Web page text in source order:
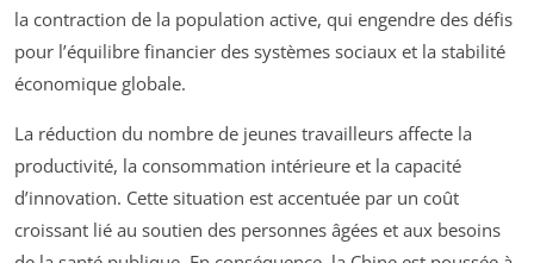
la contraction de la population active, qui engendre des défis
pour l’équilibre financier des systèmes sociaux et la stabilité
économique globale.
La réduction du nombre de jeunes travailleurs affecte la
productivité, la consommation intérieure et la capacité
d’innovation. Cette situation est accentuée par un coût
croissant lié au soutien des personnes âgées et aux besoins